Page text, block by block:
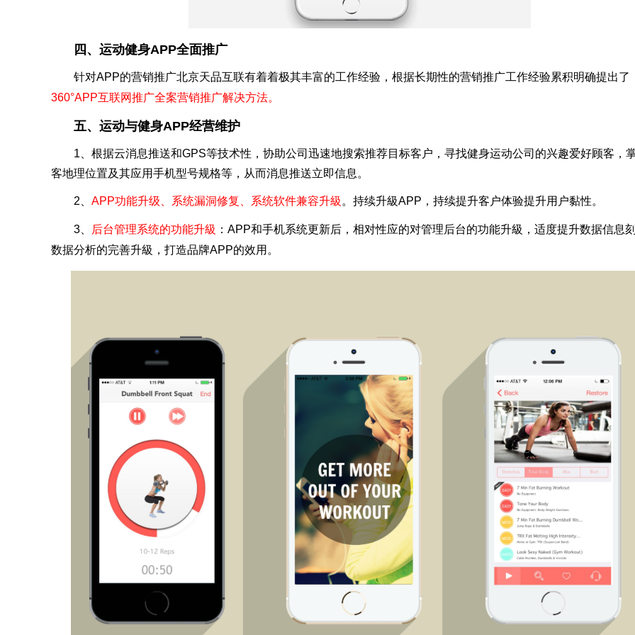
四、运动健身APP全面推广
针对APP的营销推广北京天品互联有着着极其丰富的工作经验，根据长期性的营销推广工作经验累积明确提出了
360°APP互联网推广全案营销推广解决方法。
五、运动与健身APP经营维护
1、根据云消息推送和GPS等技术性，协助公司迅速地搜索推荐目标客户，寻找健身运动公司的兴趣爱好顾客，
客地理位置及其应用手机型号规格等，从而消息推送立即信息。
2、 APP功能升级、系统漏洞修复、系统软件兼容升級 。持续升級APP，持续提升客户体验提升用户黏性。
3、 后台管理系统的功能升級 ：APP和手机系统更新后，相对性应的对管理后台的功能升級，适度提升数据信息
数据分析的完善升級，打造品牌APP的效用。